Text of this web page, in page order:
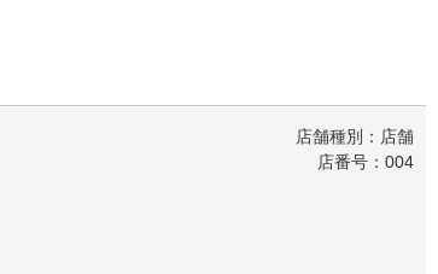
店舗種別：店舗
店番号：004